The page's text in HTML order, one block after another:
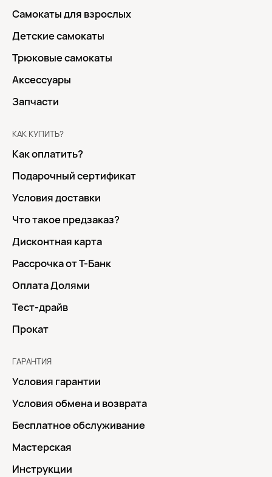
Самокаты для взрослых
Детские самокаты
Трюковые самокаты
Аксессуары
Запчасти
КАК КУПИТЬ?
Как оплатить?
Подарочный сертификат
Условия доставки
Что такое предзаказ?
Дисконтная карта
Рассрочка от Т-Банк
Оплата Долями
Тест-драйв
Прокат
ГАРАНТИЯ
Условия гарантии
Условия обмена и возврата
Бесплатное обслуживание
Мастерская
Инструкции